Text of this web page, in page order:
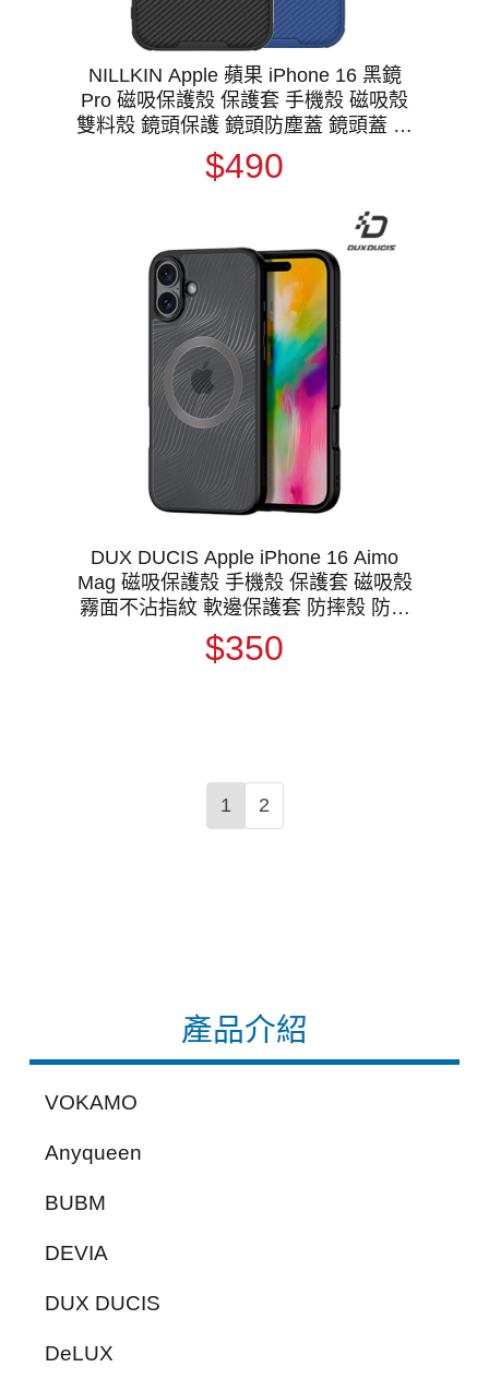
產品介紹
VOKAMO
Anyqueen
BUBM
DEVIA
DUX DUCIS
DeLUX
NILLKIN Apple 蘋果 iPhone 16 黑鏡
Pro 磁吸保護殼 保護套 手機殼 磁吸殼
雙料殼 鏡頭保護 鏡頭防塵蓋 鏡頭蓋 支
援 MagSafe
$490
DUX DUCIS Apple iPhone 16 Aimo
Mag 磁吸保護殼 手機殼 保護套 磁吸殼
霧面不沾指紋 軟邊保護套 防摔殼 防摔
套 MagSafe
$350
1 2